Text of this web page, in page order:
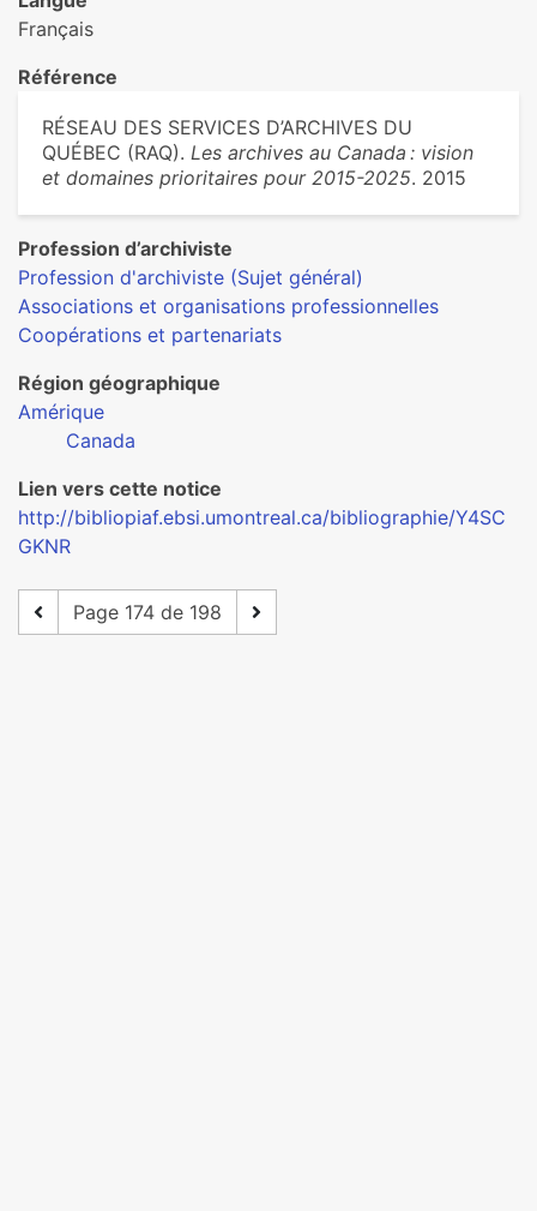
Français
Référence
RÉSEAU DES SERVICES D’ARCHIVES DU
QUÉBEC (RAQ). Les archives au Canada : vision
et domaines prioritaires pour 2015-2025. 2015
Profession d’archiviste
Profession d'archiviste (Sujet général)
Associations et organisations professionnelles
Coopérations et partenariats
Région géographique
Amérique
Canada
Lien vers cette notice
http://bibliopiaf.ebsi.umontreal.ca/bibliographie/Y4SC
GKNR
Page 174 de 198